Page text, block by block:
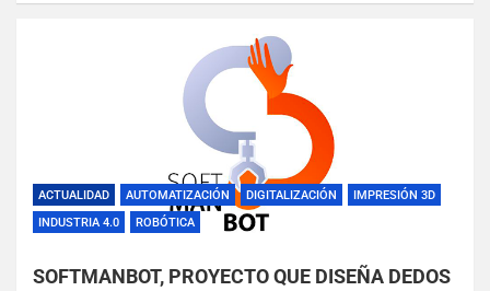
ACTUALIDAD AUTOMATIZACIÓN DIGITALIZACIÓN
IMPRESIÓN 3D
INDUSTRIA 4.0
ROBÓTICA
SOFTMANBOT, PROYECTO QUE DISEÑA DEDOS